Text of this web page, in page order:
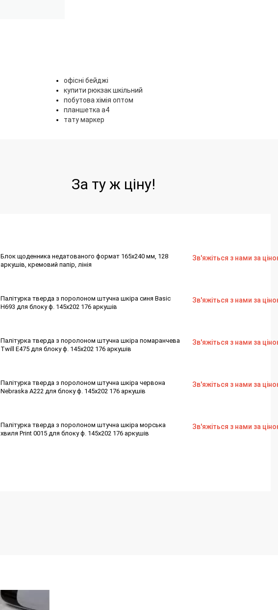
офісні бейджі
купити рюкзак шкільний
побутова хімія оптом
планшетка а4
тату маркер
За ту ж ціну!
Блок щоденника недатованого формат 165х240 мм, 128
аркушів, кремовий папір, лінія
Зв'яжіться з нами за
Палітурка тверда з поролоном штучна шкіра синя Basic
H693 для блоку ф. 145х202 176 аркушів
Зв'яжіться з нами за
Палітурка тверда з поролоном штучна шкіра помаранчева
Twill Е475 для блоку ф. 145х202 176 аркушів
Зв'яжіться з нами за
Палітурка тверда з поролоном штучна шкіра червона
Nebraska А222 для блоку ф. 145х202 176 аркушів
Зв'яжіться з нами за
Палітурка тверда з поролоном штучна шкіра морська
хвиля Print 0015 для блоку ф. 145х202 176 аркушів
Зв'яжіться з нами за